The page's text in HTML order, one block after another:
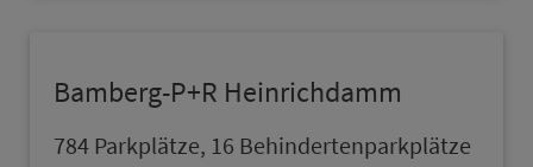
Bam­berg-P+R Heinrichdamm
784 Parkplätze, 16 Behindertenparkplätze